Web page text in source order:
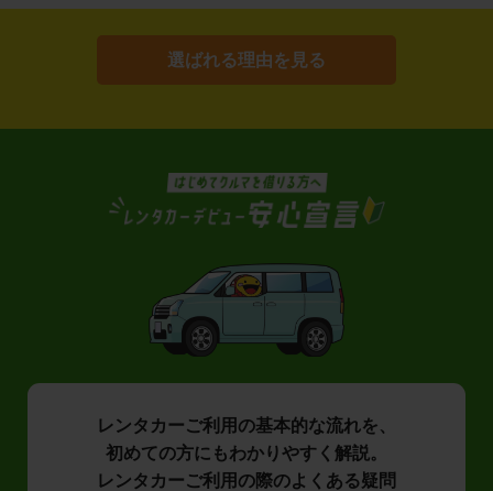
選ばれる理由を見る
レンタカーご利用の基本的な流れを、
初めての方にもわかりやすく解説。
レンタカーご利用の際のよくある疑問